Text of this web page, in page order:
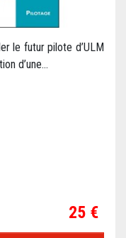
le futur pilote d’ULM
d’une...
Prix
25 €